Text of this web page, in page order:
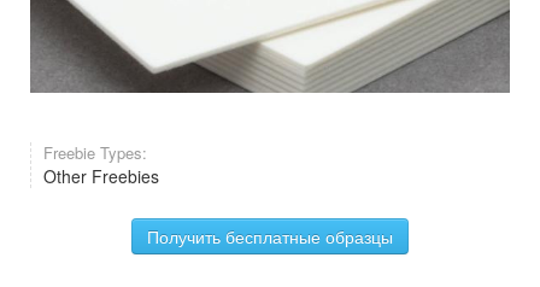
Freebie Types:
Other Freebies
Получить бесплатные образцы